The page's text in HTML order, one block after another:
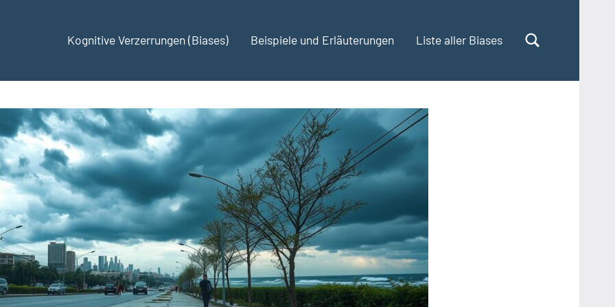
Kognitive Verzerrungen (Biases) Beispiele und Erläuterungen Liste aller Biases